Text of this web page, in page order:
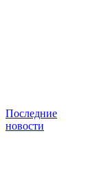
Последние
новости